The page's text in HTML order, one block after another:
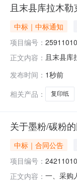
且末县库拉木
中标｜中标通知
项目编号：
正文内容： 且末县库
码
发布时间： 1秒前
相关产品：
复印纸
关于墨粉/碳粉
中标｜合同公告
项目编号：
正文内容： 一、采购